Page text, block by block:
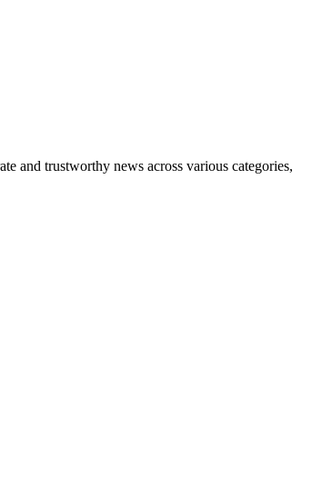
and trustworthy news across various categories,